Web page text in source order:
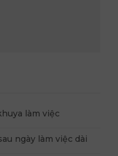
làm việc
ngày làm việc dài